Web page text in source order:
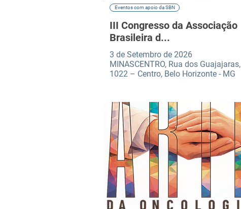
Eventos com apoio da SBN
III Congresso da Associação
Brasileira d...
3 de Setembro de 2026
MINASCENTRO, Rua dos Guajajaras,
1022 – Centro, Belo Horizonte - MG